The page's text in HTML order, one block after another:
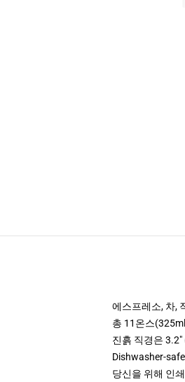
에스프레소, 차,
총 11온스
진흙 직경은
Dishwasher-
당신을 위해 인